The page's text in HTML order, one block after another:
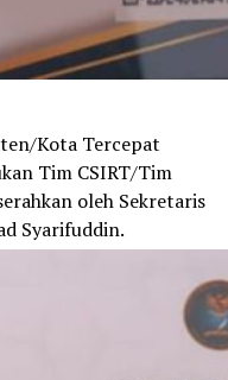
Kota Tercepat
Tim CSIRT/Tim
oleh Sekretaris
Syarifuddin.